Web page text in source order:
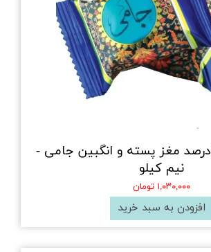
گز فله لقمه 28درصد مغز پسته و انگبین جامی -
نیم کیلو
۱,۰۳۰,۰۰۰ تومان
افزودن به سبد خرید